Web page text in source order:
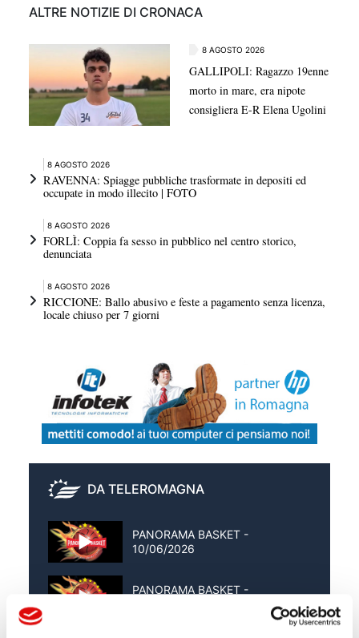
ALTRE NOTIZIE DI CRONACA
8 AGOSTO 2026
GALLIPOLI: Ragazzo 19enne
morto in mare, era nipote
consigliera E-R Elena Ugolini
8 AGOSTO 2026
RAVENNA: Spiagge pubbliche trasformate in depositi ed
occupate in modo illecito | FOTO
8 AGOSTO 2026
FORLÌ: Coppia fa sesso in pubblico nel centro storico,
denunciata
8 AGOSTO 2026
RICCIONE: Ballo abusivo e feste a pagamento senza licenza,
locale chiuso per 7 giorni
DA TELEROMAGNA
PANORAMA BASKET -
10/06/2026
PANORAMA BASKET -